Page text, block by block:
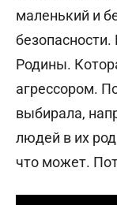
маленький и
Родины.
агрессором.
выбирала,
людей в их
что может.